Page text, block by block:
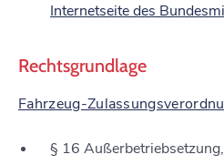
Internetseite des
Rechtsgrundlage
Fahrzeug-
§ 16